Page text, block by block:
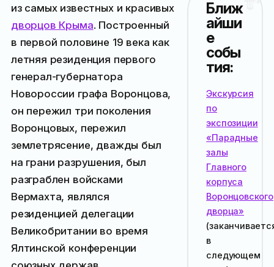
из самых известных и красивых
дворцов Крыма. Построенный
в первой половине 19 века как
летняя резиденция первого
генерал-губернатора
Новороссии графа Воронцова,
он пережил три поколения
Воронцовых, пережил
землетрясение, дважды был
на грани разрушения, был
разграблен войсками
Вермахта, являлся
резиденцией делегации
Великобритании во время
Ялтинской конференции
Ближ
айши
е
собы
тия:
Экскурсия
по
экспозиции
«Парадные
залы
Главного
корпуса
Воронцовского
дворца»
в
следующем